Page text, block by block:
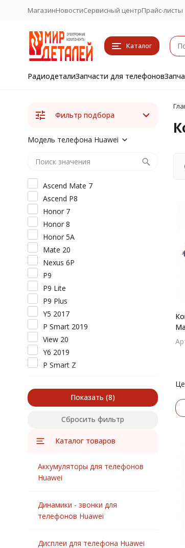
МагазинНовостиСервисный центрПрайс-листы
Каталог
РадиодеталиЗапчасти для телефонов
Фильтр подбора
Модель телефона Huawei
Ascend Mate 7
Ascend P8
Honor 7
Honor 8
Honor 5A
Mate 20
Nexus 6P
P9
P9 Lite
P9 Plus
Y5 2017
P Smart 2019
View 20
Y6 2019
P Smart Z
P30
Показать
Сбросить фильтр
Каталог товаров
Аккумуляторы для телефонов
Huawei
Динамики - звонки для
телефонов Huawei
Дисплеи для телефона Huawei